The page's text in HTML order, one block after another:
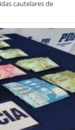
cautelares de